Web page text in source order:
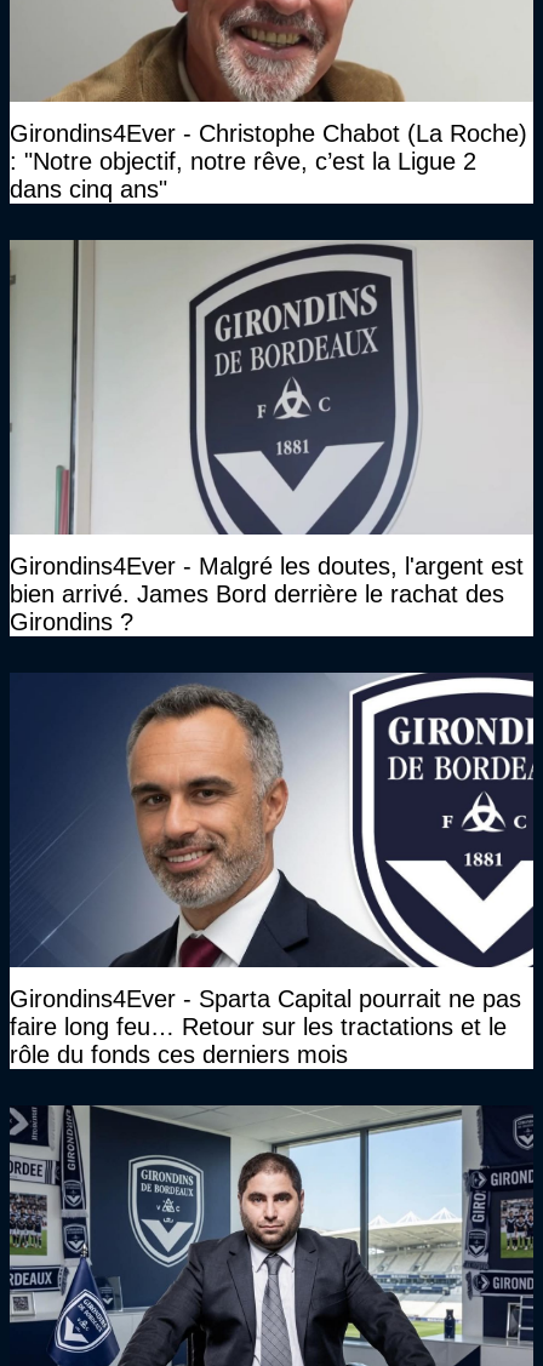
Girondins4Ever - Christophe Chabot (La Roche)
: "Notre objectif, notre rêve, c’est la Ligue 2
dans cinq ans"
Girondins4Ever - Malgré les doutes, l'argent est
bien arrivé. James Bord derrière le rachat des
Girondins ?
Girondins4Ever - Sparta Capital pourrait ne pas
faire long feu… Retour sur les tractations et le
rôle du fonds ces derniers mois